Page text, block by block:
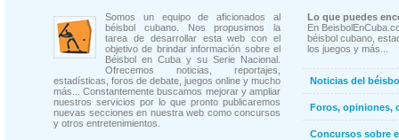
Somos un equipo de aficionados al
béisbol cubano. Nos propusimos la
tarea de desarrollar esta web con el
objetivo de brindar información sobre el
Béisbol en Cuba y su Serie Nacional.
Ofrecemos noticias, reportajes,
estadísticas, foros de debate, juegos online y mucho
más... Constantemente buscamos mejorar y ampliar
nuestros servicios por lo que pronto publicaremos
nuevas secciones en nuestra web como concursos
y otros entretenimientos.
Lo que puedes
En
béisbol cubano,
los juegos y más...
Noticias del
Foros, opiniones,
Concursos sobre